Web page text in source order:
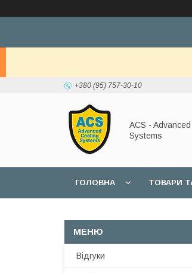
+380 (95) 757-30-10
ACS -
Systems
ГОЛОВНА ТОВАРИ
Відгуки